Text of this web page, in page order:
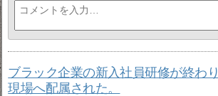
ブラック企業の新入社員研修が終わり
現場へ配属された。